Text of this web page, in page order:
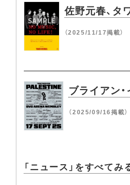
佐野元春、タ
（2025/11/17掲載）
ブライアン
（2025/09/16掲載）
「ニュース」をすべてみ